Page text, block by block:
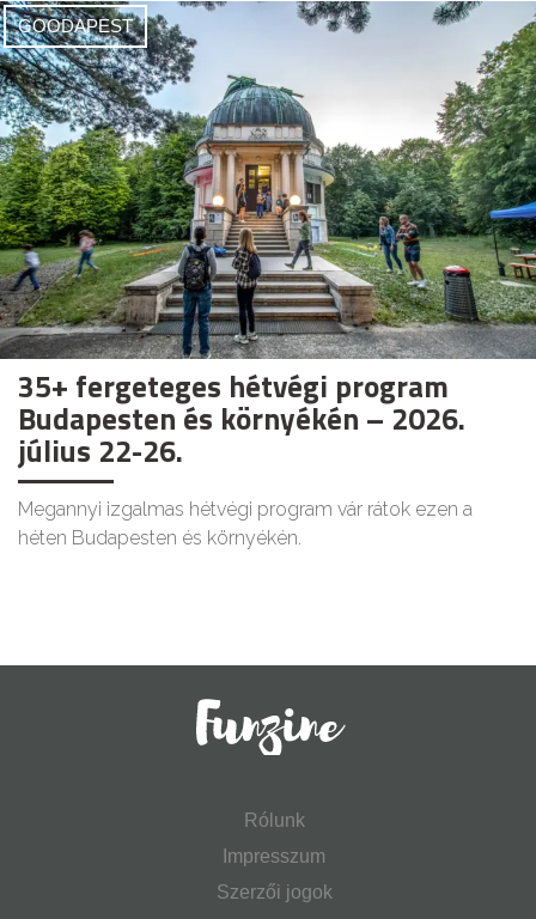
GOODAPEST
35+ fergeteges hétvégi program
Budapesten és környékén – 2026.
július 22-26.
Megannyi izgalmas hétvégi program vár rátok ezen a
héten Budapesten és környékén.
Rólunk
Impresszum
Szerzői jogok